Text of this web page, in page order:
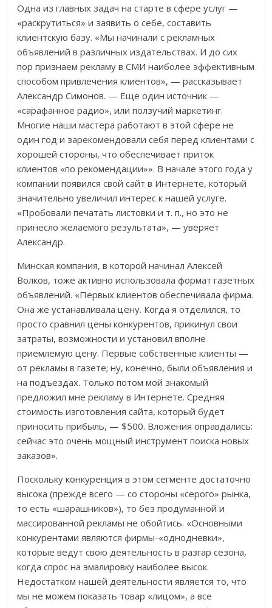
Одна из главных задач на старте в сфере услуг —
«раскрутиться» и заявить о себе, составить
клиентскую базу. «Мы начинали с рекламных
объявлений в различных издательствах. И до сих
пор признаем рекламу в СМИ наиболее эффективным
способом привлечения клиентов», — рассказывает
Александр Симонов. — Еще один источник —
«сарафанное радио», или ползучий маркетинг.
Многие наши мастера работают в этой сфере не
один год и зарекомендовали себя перед клиентами с
хорошей стороны, что обеспечивает приток
клиентов «по рекомендации»». В начале этого года у
компании появился свой сайт в Интернете, который
значительно увеличил интерес к нашей услуге.
«Пробовали печатать листовки и т. п., но это не
принесло желаемого результата», — уверяет
Александр.
Минская компания, в которой начинал Алексей
Волков, тоже активно использовала формат газетных
объявлений. «Первых клиентов обеспечивала фирма.
Она же устанавливала цену. Когда я отделился, то
просто сравнил цены конкурентов, прикинул свои
затраты, возможности и установил вполне
приемлемую цену. Первые собственные клиенты —
от рекламы в газете; ну, конечно, были объявления и
на подъездах. Только потом мой знакомый
предложил мне рекламу в Интернете. Средняя
стоимость изготовления сайта, который будет
приносить прибыль, — $500. Вложения оправдались:
сейчас это очень мощный инструмент поиска новых
заказов».
Поскольку конкуренция в этом сегменте достаточно
высока (прежде всего — со стороны «серого» рынка,
то есть «шарашников»), то без продуманной и
массированной рекламы не обойтись. «Основными
конкурентами являются фирмы-«однодневки»,
которые ведут свою деятельность в разгар сезона,
когда спрос на эмалировку наиболее высок.
Недостатком нашей деятельности является то, что
мы не можем показать товар «лицом», а все